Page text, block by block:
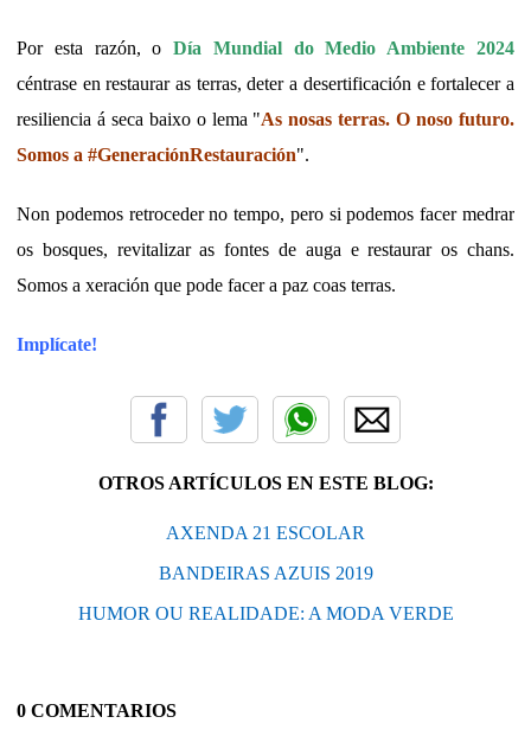
Por esta razón, oDía Mundial do Medio Ambiente 2024
céntrase en restaurar as terras, deter a desertificación e fortalecer a
resiliencia á seca baixo o lema "As nosas terras. O noso futuro.
Somos a #GeneraciónRestauración".
Non podemos retroceder no tempo, pero si podemos facer medrar
os bosques, revitalizar as fontes de auga e restaurar os chans.
Somos a xeración que pode facer a paz coas terras.
Implícate!
OTROS ARTÍCULOS EN ESTE BLOG:
AXENDA 21 ESCOLAR
BANDEIRAS AZUIS 2019
HUMOR OU REALIDADE: A MODA VERDE
0 COMENTARIOS